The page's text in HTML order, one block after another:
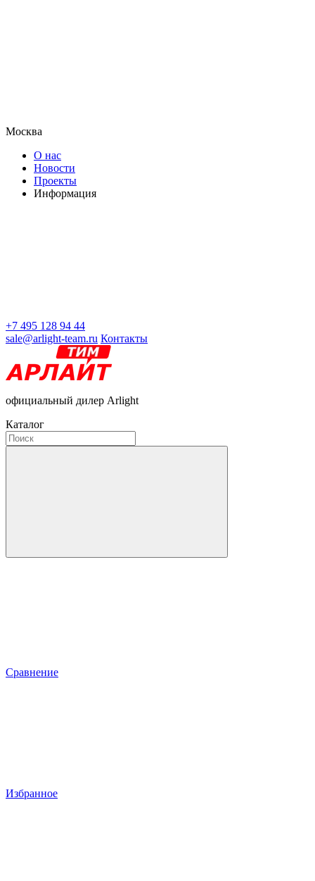
Москва
О нас
Новости
Проекты
Информация
+7 495 128 94 44
sale@arlight-team.ru Контакты
официальный дилер Arlight
Каталог
Сравнение
Избранное